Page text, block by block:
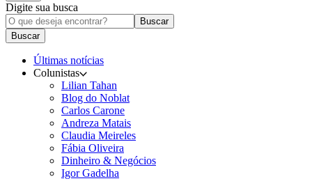
Digite sua busca
Buscar
Buscar
Últimas notícias
Colunistas
Lilian Tahan
Blog do Noblat
Carlos Carone
Andreza Matais
Claudia Meireles
Fábia Oliveira
Dinheiro & Negócios
Igor Gadelha